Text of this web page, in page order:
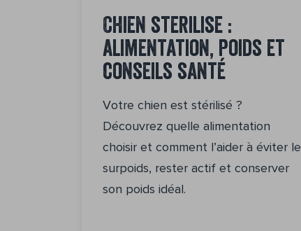
Chien stérilisé :
alimentation, poids et
conseils santé
Votre chien est stérilisé ?
Découvrez quelle alimentation
choisir et comment l’aider à éviter le
surpoids, rester actif et conserver
son poids idéal.